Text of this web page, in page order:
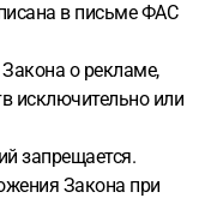
в письме ФАС
о рекламе,
исключительно или
запрещается.
Закона при